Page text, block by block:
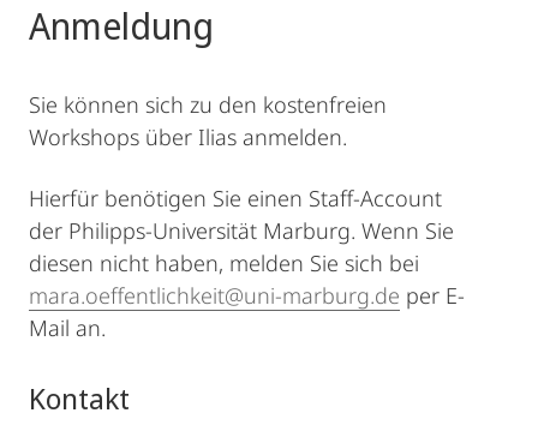
Anmeldung
Sie können sich zu den kostenfreien
Workshops über Ilias anmelden.
Hierfür benötigen Sie einen Staff-Account
der Philipps-Universität Marburg. Wenn Sie
diesen nicht haben, melden Sie sich bei
mara.oeffentlichkeit@uni-marburg.de per E-
Mail an.
Kontakt